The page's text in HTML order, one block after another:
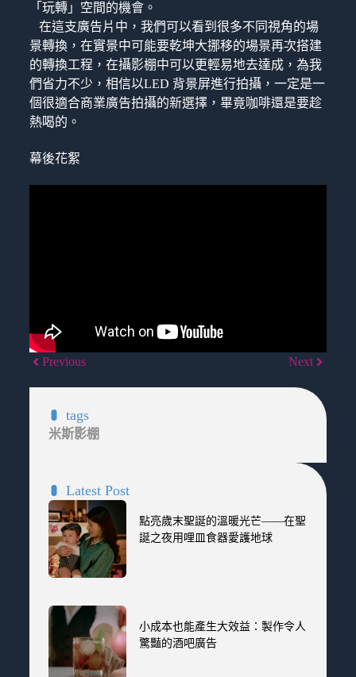
「玩轉」空間的機會。
在這支廣告片中，我們可以看到很多不同視角的場
景轉換，在實景中可能要乾坤大挪移的場景再次搭建
的轉換工程，在攝影棚中可以更輕易地去達成，為我
們省力不少，相信以LED 背景屏進行拍攝，一定是一
個很適合商業廣告拍攝的新選擇，畢竟咖啡還是要趁
熱喝的。
幕後花絮
Previous Next
tags
米斯影棚
Latest Post
點亮歲末聖誕的溫暖光芒——在聖
誕之夜用哩皿食器愛護地球
小成本也能產生大效益：製作令人
驚豔的酒吧廣告